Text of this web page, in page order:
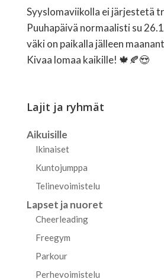
Syyslomaviikolla ei järjestetä
Puuhapäivä normaalisti su
väki on paikalla jälleen
Kivaa lomaa kaikille! 🍁🍂😍
Lajit ja ryhmät
Aikuisille
Ikinaiset
Kuntojumppa
Telinevoimistelu
Lapset ja nuoret
Cheerleading
Freegym
Parkour
Perhevoimistelu